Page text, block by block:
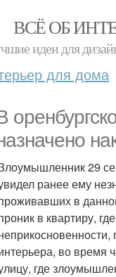
ВСЁ ОБ
идеи для
для дома
29
ранее ему
в
в квартиру,
во время
где